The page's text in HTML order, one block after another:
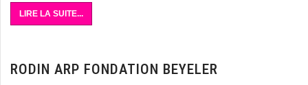
LIRE LA SUITE...
RODIN ARP FONDATION BEYELER